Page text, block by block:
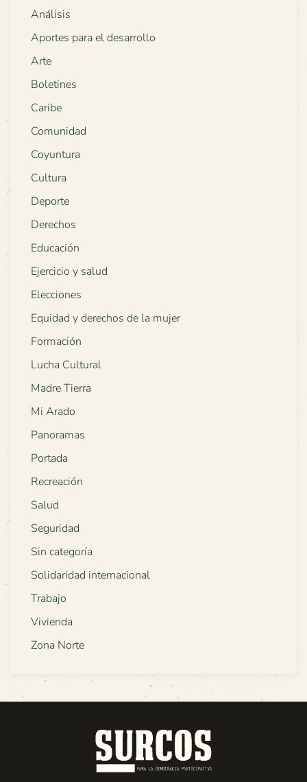
Análisis
Aportes para el desarrollo
Arte
Boletines
Caribe
Comunidad
Coyuntura
Cultura
Deporte
Derechos
Educación
Ejercicio y salud
Elecciones
Equidad y derechos de la mujer
Formación
Lucha Cultural
Madre Tierra
Mi Arado
Panoramas
Portada
Recreación
Salud
Seguridad
Sin categoría
Solidaridad internacional
Trabajo
Vivienda
Zona Norte